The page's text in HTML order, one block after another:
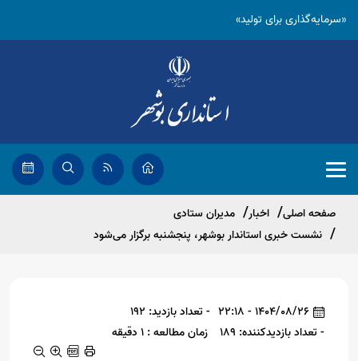
«سرمایه‌گذاری برای تولید»
صفحه اصلی اخبار
مدیران ستادی
نشست خبری استاندار بوشهر، پنجشنبه برگزار می‌شود
1404/08/26 - 22:18
- تعداد بازدید: 192
- تعداد بازدیدکننده: 189
زمان مطالعه : 1 دقیقه